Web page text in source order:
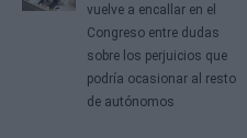
vuelve a encallar en el
Congreso entre dudas
sobre los perjuicios que
podría ocasionar al resto
de autónomos